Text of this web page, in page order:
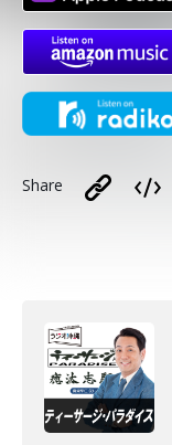
Share